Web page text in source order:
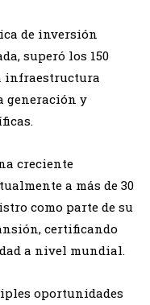
de inversión
superó los 150
infraestructura
generación y
creciente
a más de 30
como parte de su
certificando
a nivel mundial.
oportunidades